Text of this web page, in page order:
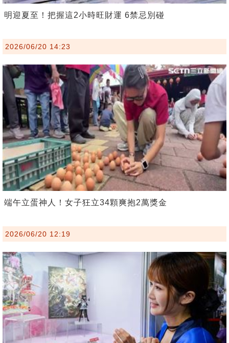
明迎夏至！把握這2小時旺財運 6禁忌別碰
2026/06/20 14:23
端午立蛋神人！女子狂立34顆爽抱2萬獎金
2026/06/20 12:19